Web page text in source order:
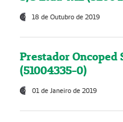
18 de Outubro de 2019
Prestador Oncoped
(51004335-0)
01 de Janeiro de 2019